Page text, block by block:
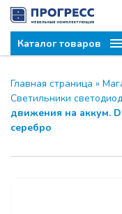
Каталог товаров
Главная страница »
Светильники
движения на аккум.
серебро